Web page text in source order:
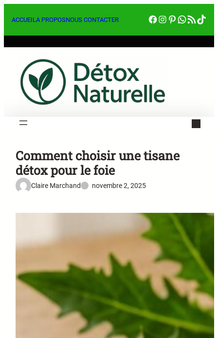
auACCUEILA PROPOSNOUS CONTACTER Facebook
Instagram
Pinterest
RSS Feed
Comment choisir une tisane
détox pour le foie
Claire Marchand novembre 2, 2025